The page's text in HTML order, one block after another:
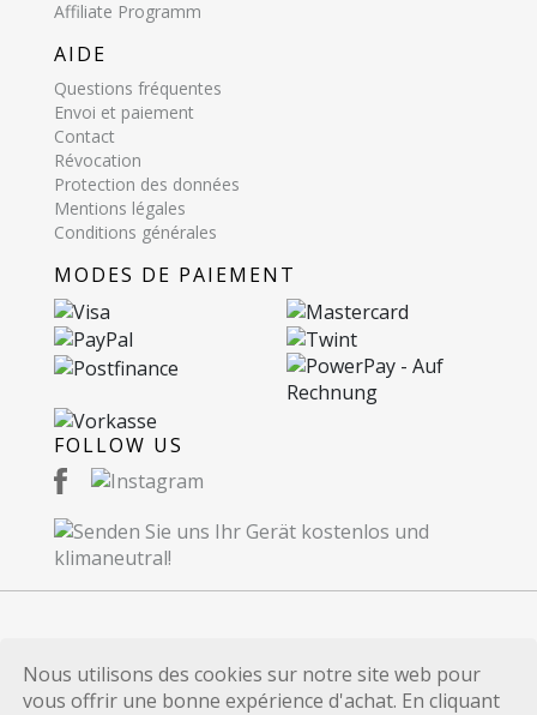
Nous utilisons des cookies sur notre site web pour
vous offrir une bonne expérience d'achat. En cliquant
Affiliate Programm
AIDE
Questions fréquentes
Envoi et paiement
Contact
Révocation
Protection des données
Mentions légales
Conditions générales
MODES DE PAIEMENT
FOLLOW US
© 2026 Recommerce SA. Proudly Made in
Switzerland.